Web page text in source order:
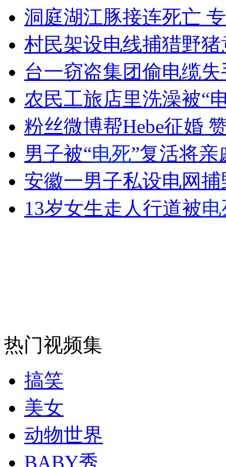
女孩北京地铁殴打老人 痛下狠手拳打脚踢
无痛分娩是否安全 医生回应
外交部：反对强权政治霸凌主义
外交部：有关国家言论片面不公正
安徽一实载49人客车翻车
纽约上演“枕头大战”
司机酒驾遇交警 急速倒车逃窜
洞庭湖江豚接连死亡
村民架设电线捕猎野猪
台一窃盗集团偷电缆失
农民工旅店里洗澡被“
粉丝微博帮Hebe征婚
男子被“电死”复活将
安徽一男子私设电网
13岁女生走人行道被
热门视频集
搞笑
美女
动物世界
BABY秀